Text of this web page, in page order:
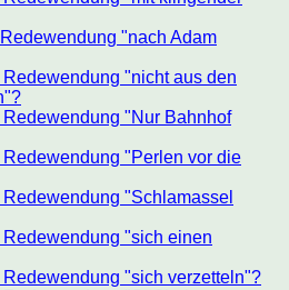
"nach Adam
"nicht aus den
"Nur Bahnhof
"Perlen vor die
"Schlamassel
"sich einen
"sich verzetteln"?